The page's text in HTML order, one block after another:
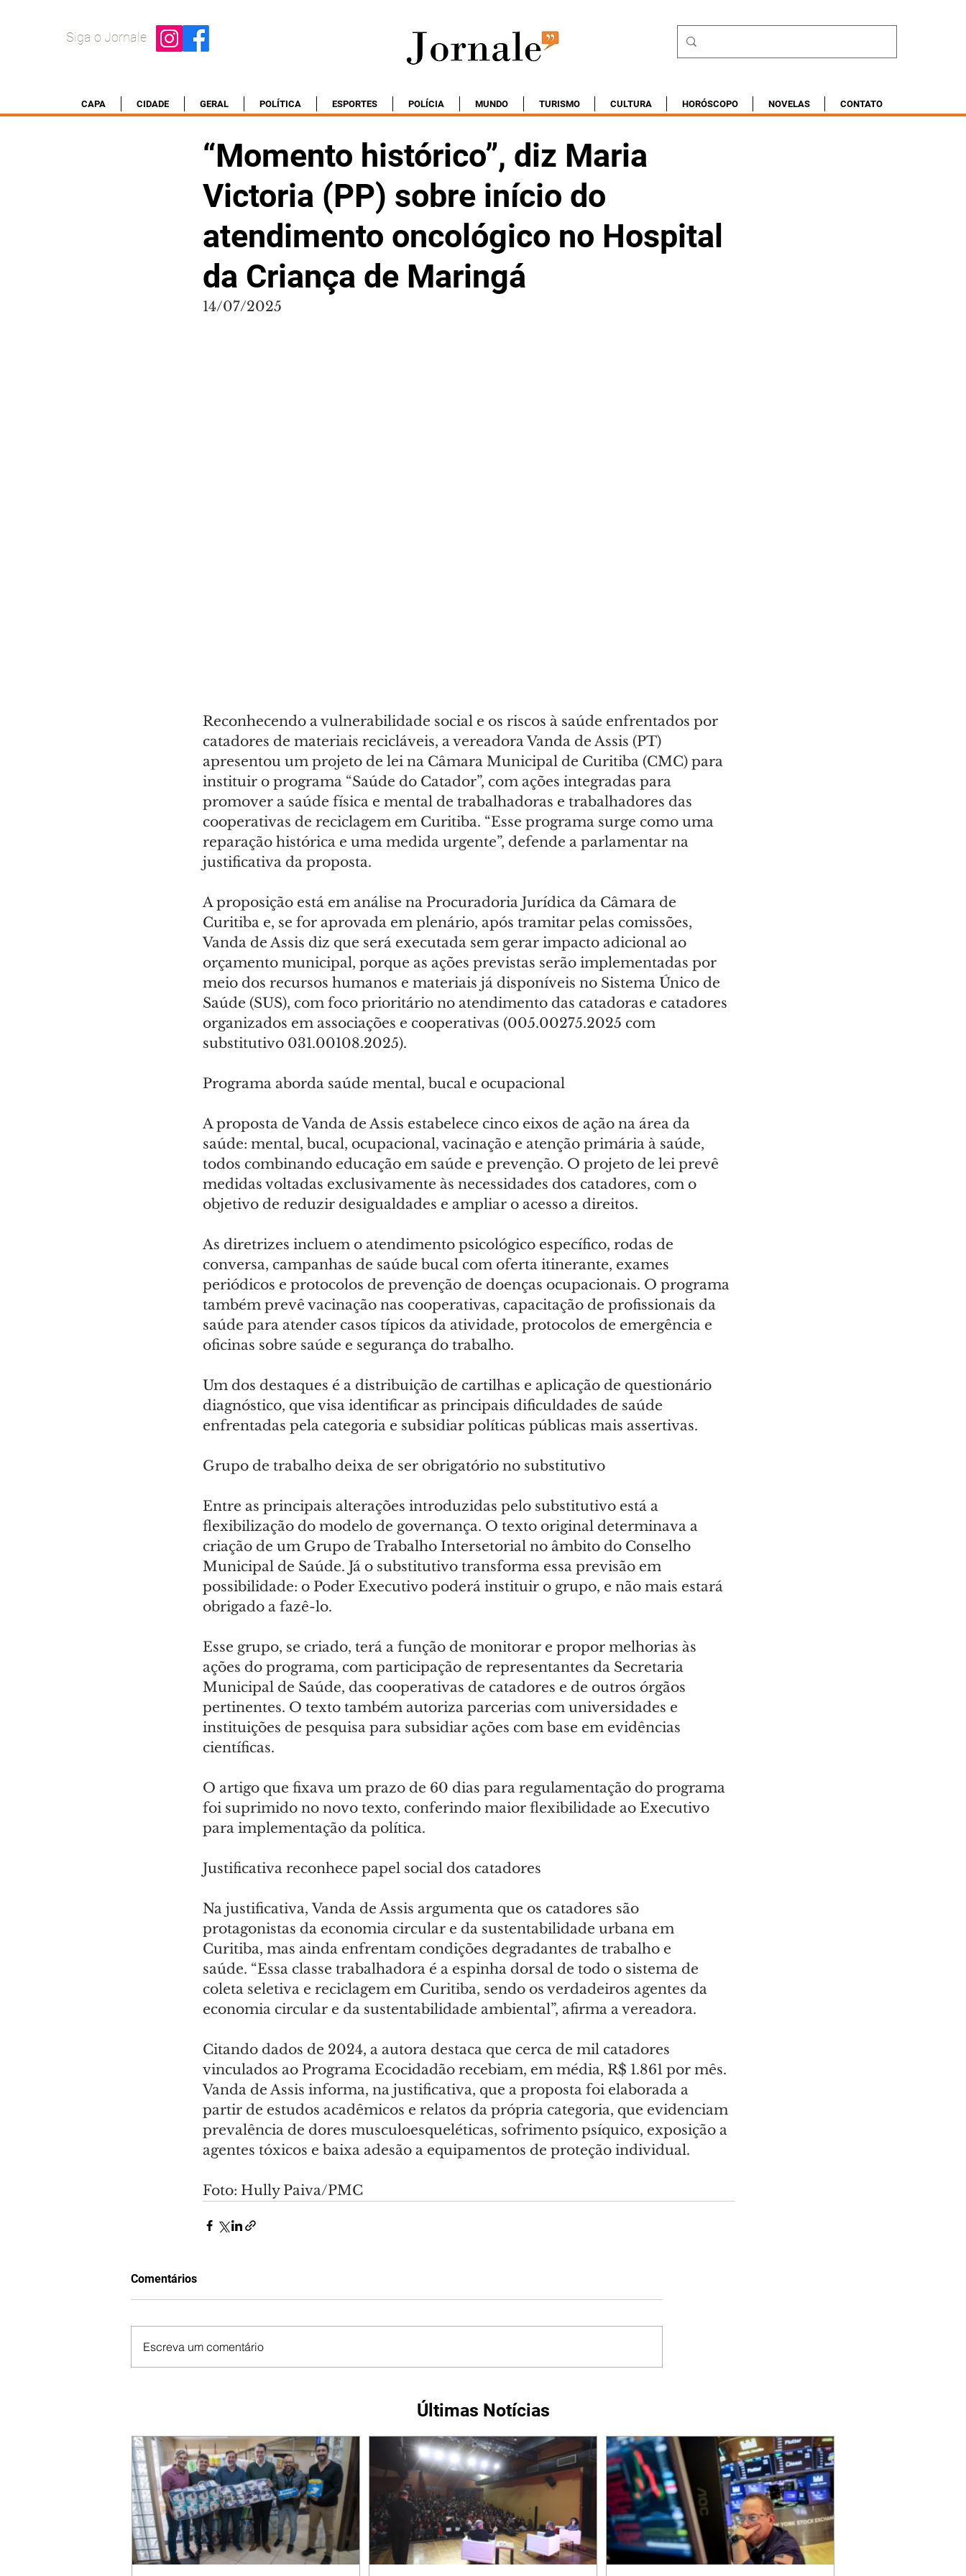
Siga o Jornale
CAPA CIDADE GERAL POLÍTICA ESPORTES POLÍCIA MUNDO TURISMO CULTURA HORÓSCOPO NOVELAS CONTATO
“Momento histórico”, diz Maria
Victoria (PP) sobre início do
atendimento oncológico no Hospital
da Criança de Maringá
14/07/2025
Reconhecendo a vulnerabilidade social e os riscos à saúde enfrentados por
catadores de materiais recicláveis, a vereadora Vanda de Assis (PT)
apresentou um projeto de lei na Câmara Municipal de Curitiba (CMC) para
instituir o programa “Saúde do Catador”, com ações integradas para
promover a saúde física e mental de trabalhadoras e trabalhadores das
cooperativas de reciclagem em Curitiba. “Esse programa surge como uma
reparação histórica e uma medida urgente”, defende a parlamentar na
justificativa da proposta.
A proposição está em análise na Procuradoria Jurídica da Câmara de
Curitiba e, se for aprovada em plenário, após tramitar pelas comissões,
Vanda de Assis diz que será executada sem gerar impacto adicional ao
orçamento municipal, porque as ações previstas serão implementadas por
meio dos recursos humanos e materiais já disponíveis no Sistema Único de
Saúde (SUS), com foco prioritário no atendimento das catadoras e catadores
organizados em associações e cooperativas (005.00275.2025 com
substitutivo 031.00108.2025).
Programa aborda saúde mental, bucal e ocupacional
A proposta de Vanda de Assis estabelece cinco eixos de ação na área da
saúde: mental, bucal, ocupacional, vacinação e atenção primária à saúde,
todos combinando educação em saúde e prevenção. O projeto de lei prevê
medidas voltadas exclusivamente às necessidades dos catadores, com o
objetivo de reduzir desigualdades e ampliar o acesso a direitos.
As diretrizes incluem o atendimento psicológico específico, rodas de
conversa, campanhas de saúde bucal com oferta itinerante, exames
periódicos e protocolos de prevenção de doenças ocupacionais. O programa
também prevê vacinação nas cooperativas, capacitação de profissionais da
saúde para atender casos típicos da atividade, protocolos de emergência e
oficinas sobre saúde e segurança do trabalho.
Um dos destaques é a distribuição de cartilhas e aplicação de questionário
diagnóstico, que visa identificar as principais dificuldades de saúde
enfrentadas pela categoria e subsidiar políticas públicas mais assertivas.
Grupo de trabalho deixa de ser obrigatório no substitutivo
Entre as principais alterações introduzidas pelo substitutivo está a
flexibilização do modelo de governança. O texto original determinava a
criação de um Grupo de Trabalho Intersetorial no âmbito do Conselho
Municipal de Saúde. Já o substitutivo transforma essa previsão em
possibilidade: o Poder Executivo poderá instituir o grupo, e não mais estará
obrigado a fazê-lo.
Esse grupo, se criado, terá a função de monitorar e propor melhorias às
ações do programa, com participação de representantes da Secretaria
Municipal de Saúde, das cooperativas de catadores e de outros órgãos
pertinentes. O texto também autoriza parcerias com universidades e
instituições de pesquisa para subsidiar ações com base em evidências
científicas.
O artigo que fixava um prazo de 60 dias para regulamentação do programa
foi suprimido no novo texto, conferindo maior flexibilidade ao Executivo
para implementação da política.
Justificativa reconhece papel social dos catadores
Na justificativa, Vanda de Assis argumenta que os catadores são
protagonistas da economia circular e da sustentabilidade urbana em
Curitiba, mas ainda enfrentam condições degradantes de trabalho e
saúde. “Essa classe trabalhadora é a espinha dorsal de todo o sistema de
coleta seletiva e reciclagem em Curitiba, sendo os verdadeiros agentes da
economia circular e da sustentabilidade ambiental”, afirma a vereadora.
Citando dados de 2024, a autora destaca que cerca de mil catadores
vinculados ao Programa Ecocidadão recebiam, em média, R$ 1.861 por mês.
Vanda de Assis informa, na justificativa, que a proposta foi elaborada a
partir de estudos acadêmicos e relatos da própria categoria, que evidenciam
prevalência de dores musculoesqueléticas, sofrimento psíquico, exposição a
agentes tóxicos e baixa adesão a equipamentos de proteção individual.
Foto: Hully Paiva/PMC
Comentários
Escreva um comentário
Últimas Notícias